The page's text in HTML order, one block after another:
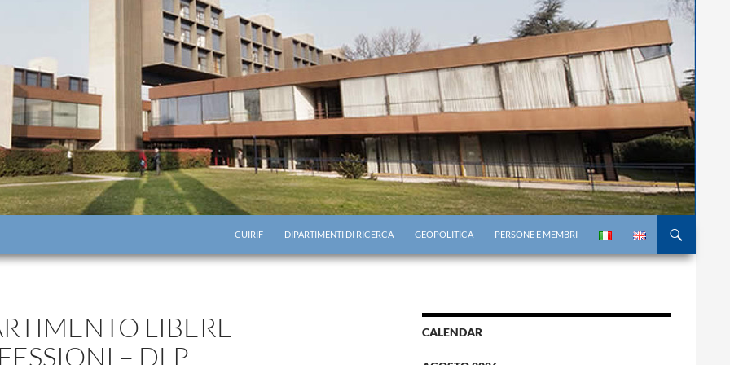
CUIRIF DIPARTIMENTI DI RICERCA GEOPOLITICA PERSONE E MEMBRI
LIBERE
– DLP
CALENDAR